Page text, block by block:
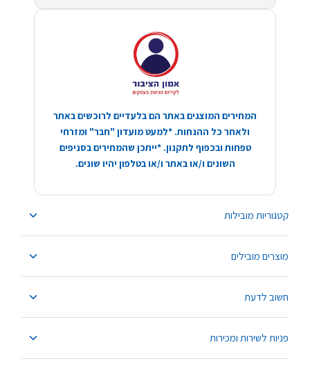
קטגוריות מובילות
מוצרים מובילים
חשוב לדעת
פניות לשירות ומכירות
המחירים המוצגים באתר הם בלעדיים לרוכשים באתר
ולאחר כל ההנחות. *למעט מועדון "חבר" ומזרחי
טפחות ובכפוף לתקנון. *ייתכן שהמחירים בסניפים
השונים ו/או באתר ו/או בטלפון יהיו שונים.